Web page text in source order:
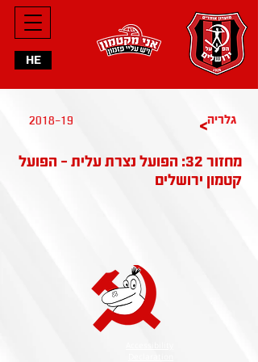
HE
2018-19 >גלריה
מחזור 32: הפועל נצרת עלית - הפועל
קטמון ירושלים